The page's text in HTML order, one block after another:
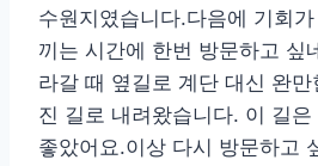
수원지였습니다.다음에 기회
끼는 시간에 한번 방문하고 싶
라갈 때 옆길로 계단 대신 완만
진 길로 내려왔습니다. 이 길
좋았어요.이상 다시 방문하고